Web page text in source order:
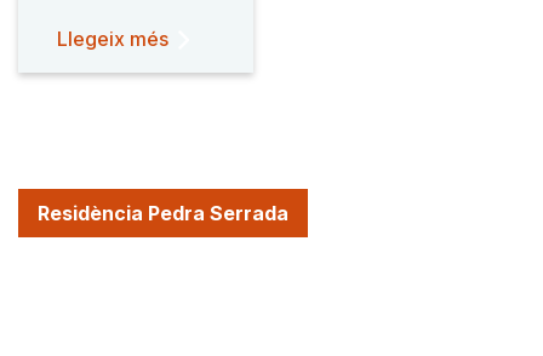
Llegeix més
Residència Pedra Serrada